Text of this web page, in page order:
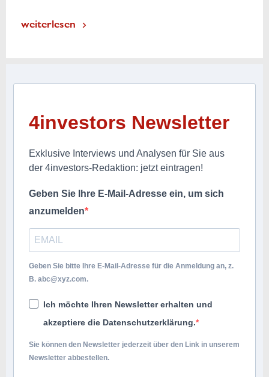
weiterlesen
4investors Newsletter
Exklusive Interviews und Analysen für Sie aus
der 4investors-Redaktion: jetzt eintragen!
Geben Sie Ihre E-Mail-Adresse ein, um sich
anzumelden
Geben Sie bitte Ihre E-Mail-Adresse für die Anmeldung an, z.
B. abc@xyz.com.
Ich möchte Ihren Newsletter erhalten und
akzeptiere die Datenschutzerklärung.
Sie können den Newsletter jederzeit über den Link in unserem
Newsletter abbestellen.